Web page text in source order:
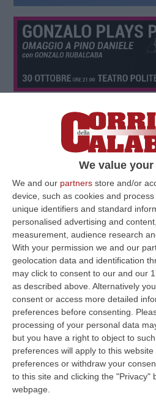
We value
We and our partners store and/or
device, such as cookies and
unique identifiers and standard
personalised advertising and
measurement, audience research
With your permission we and our
geolocation data and identification
may click to consent to our and our
as described above. Alternatively
consent or access more detailed
preferences before consenting.
processing of your personal data
but you have a right to object to
preferences will apply to this
preferences or withdraw your
to this site and clicking the "Privacy"
webpage.
Clicca e segui “Corriere della